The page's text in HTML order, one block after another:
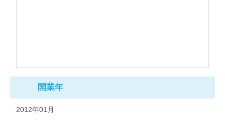
開業年
2012年01月